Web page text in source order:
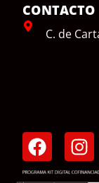
CONTACTO
C. de